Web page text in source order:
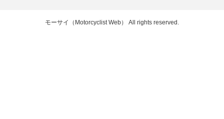
モーサイ（Motorcyclist Web） All rights reserved.